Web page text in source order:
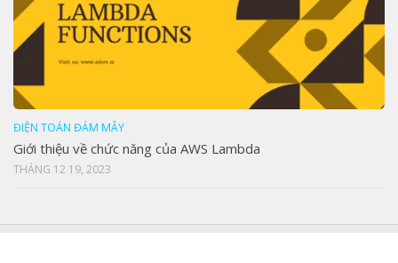
ĐIỆN TOÁN ĐÁM MÂY
Giới thiệu về chức năng của AWS Lambda
THÁNG 12 19, 2023